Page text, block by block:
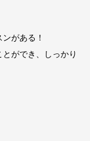
がある！
ができ、しっかり